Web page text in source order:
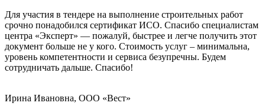
Для участия в тендере на выполнение строительных работ
срочно понадобился сертификат ИСО. Спасибо специалистам
центра «Эксперт» — пожалуй, быстрее и легче получить этот
документ больше не у кого. Стоимость услуг – минимальна,
уровень компетентности и сервиса безупречны. Будем
сотрудничать дальше. Спасибо!
Ирина Ивановна, ООО «Вест»